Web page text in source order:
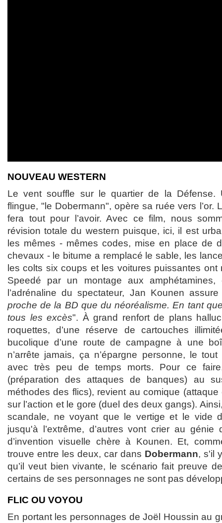
NOUVEAU WESTERN
Le vent souffle sur le quartier de la Défense.
flingue, "le Dobermann", opère sa ruée vers l’or.
fera tout pour l’avoir. Avec ce film, nous
révision totale du western puisque, ici, il est
les mêmes - mêmes codes, mise en place de
chevaux - le bitume a remplacé le sable, les
les colts six coups et les voitures puissantes ont
Speedé par un montage aux
l’adrénaline du spectateur, Jan Kounen
proche de la BD que du néoréalisme. En tant
tous les excès". À grand renfort de plans
roquettes, d’une réserve de cartouches
bucolique d’une route de campagne à une
n’arrête jamais, ça n’épargne personne, le
avec très peu de temps morts. Pour ce
(préparation des attaques de banques) au
méthodes des flics), revient au comique
sur l’action et le gore (duel des deux gangs).
scandale, ne voyant que le vertige et le vide
jusqu'à l’extrême, d’autres vont crier au génie
d’invention visuelle chère à Kounen. Et,
trouve entre les deux, car dans Dobermann, s'il
qu’il veut bien vivante, le scénario fait preuve
certains de ses personnages ne sont pas
FLIC OU VOYOU
En portant les personnages de Joël Houssin au